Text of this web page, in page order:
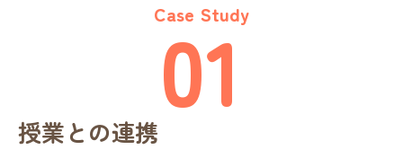
Case Study
01
授業との連携